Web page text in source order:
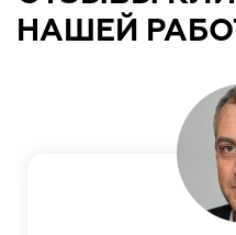
НАШЕЙ